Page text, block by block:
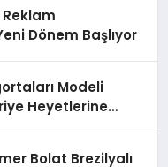
Reklam
Dönem Başlıyor
Modeli
Heyetlerine
Bolat Brezilyalı